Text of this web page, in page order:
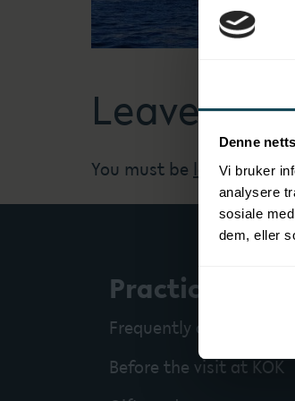
Denne
Vi bruker
analysere
sosiale
dem, eller
Leave a
You must be logged into
Practical info
Frequently asked
Before the visit at KOK